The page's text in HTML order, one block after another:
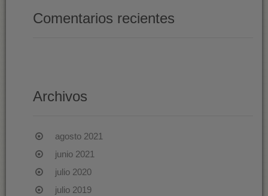
Comentarios recientes
Archivos
agosto 2021
junio 2021
julio 2020
julio 2019